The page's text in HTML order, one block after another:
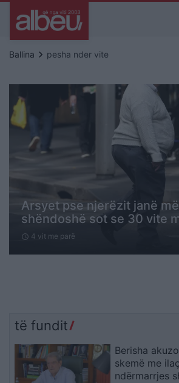
Ballina keyboard_arrow_right pesha nder vite
Arsyet pse njerëzit janë
shëndoshë sot se 30 vite
schedule 4 vit me parë
të fundit
Berisha
skemë me
ndërmarrjes